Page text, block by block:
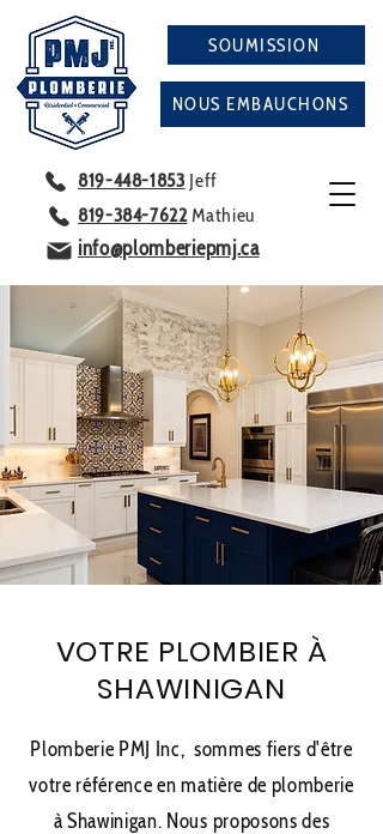
SOUMISSION
819-448-1853 Jeff
819-384-7622Mathieu
info@plomberiepmj.ca
NOUS EMBAUCHONS
VOTRE PLOMBIER À
SHAWINIGAN
Plomberie PMJ Inc, sommes fiers d'être
votre référence en matière de plomberie
à Shawinigan. Nous proposons des